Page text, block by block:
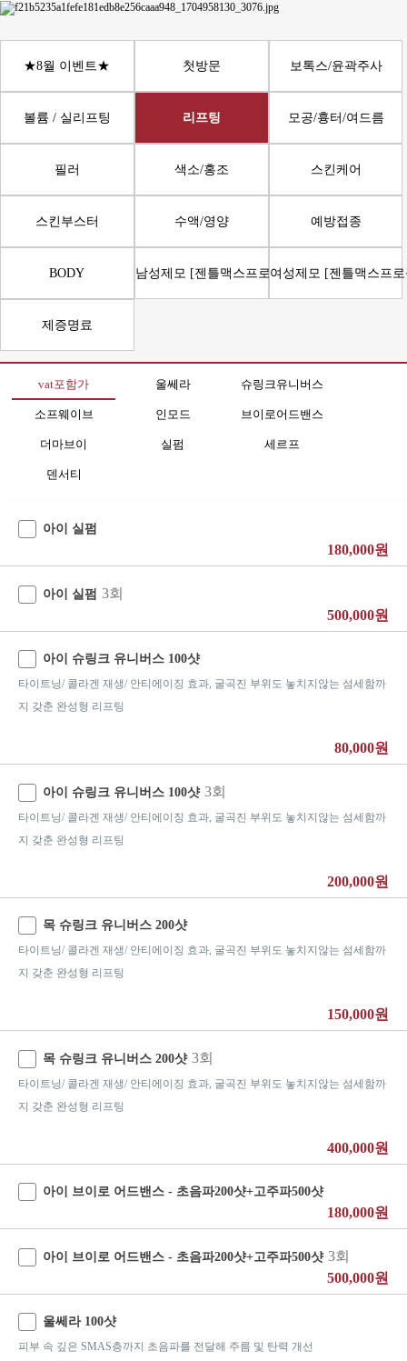
★8월 이벤트★ 첫방문 보톡스/윤곽주사
볼륨 / 실리프팅 리프팅 모공/흉터/여드름
필러 색소/홍조 스킨케어
스킨부스터 수액/영양 예방접종
BODY 남성제모 [젠틀맥스프로플러스]여성제모 [젠틀맥스프
제증명료
vat포함가 울쎄라 슈링크유니버스
소프웨이브 인모드 브이로어드밴스
더마브이 실펌 세르프
덴서티
아이 실펌
180,000원
아이 실펌 3회
500,000원
아이 슈링크 유니버스 100샷
타이트닝/ 콜라겐 재생/ 안티에이징 효과, 굴곡진 부위도 놓치지않는 섬세함까
지 갖춘 완성형 리프팅
80,000원
아이 슈링크 유니버스 100샷 3회
타이트닝/ 콜라겐 재생/ 안티에이징 효과, 굴곡진 부위도 놓치지않는 섬세함까
지 갖춘 완성형 리프팅
200,000원
목 슈링크 유니버스 200샷
타이트닝/ 콜라겐 재생/ 안티에이징 효과, 굴곡진 부위도 놓치지않는 섬세함까
지 갖춘 완성형 리프팅
150,000원
목 슈링크 유니버스 200샷 3회
타이트닝/ 콜라겐 재생/ 안티에이징 효과, 굴곡진 부위도 놓치지않는 섬세함까
지 갖춘 완성형 리프팅
400,000원
아이 브이로 어드밴스 - 초음파200샷+고주파500샷
180,000원
아이 브이로 어드밴스 - 초음파200샷+고주파500샷 3회
500,000원
울쎄라 100샷
피부 속 깊은 SMAS층까지 초음파를 전달해 주름 및 탄력 개선